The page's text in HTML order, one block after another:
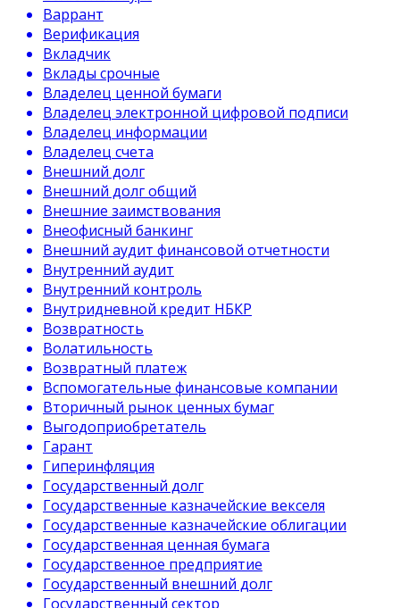
Варрант
Верификация
Вкладчик
Вклады срочные
Владелец ценной бумаги
Владелец электронной цифровой подписи
Владелец информации
Владелец счета
Внешний долг
Внешний долг общий
Внешние заимствования
Внеофисный банкинг
Внешний аудит финансовой отчетности
Внутренний аудит
Внутренний контроль
Внутридневной кредит НБКР
Возвратность
Волатильность
Возвратный платеж
Вспомогательные финансовые компании
Вторичный рынок ценных бумаг
Выгодоприобретатель
Гарант
Гиперинфляция
Государственный долг
Государственные казначейские векселя
Государственные казначейские облигации
Государственная ценная бумага
Государственное предприятие
Государственный внешний долг
Государственный сектор